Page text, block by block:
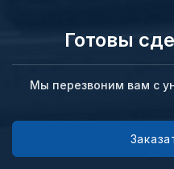
Готовы
Мы перезвоним вам с